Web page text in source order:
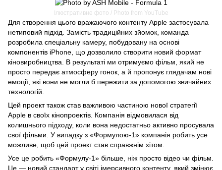
Ілюстративне фото / Photo from YouTube
Для створення цього вражаючого контенту Apple застосувала
нетиповий підхід. Замість традиційних зйомок, команда
розробила спеціальну камеру, побудовану на основі
компонентів iPhone, що дозволило створити новий формат
кіновиробництва. В результаті ми отримуємо фільм, який не
просто передає атмосферу гонок, а й пропонує глядачам нові
емоції, які вони не могли б пережити за допомогою звичайних
технологій.
Цей проект також став важливою частиною нової стратегії
Apple в своїх кінопроектів. Компанія відмовилася від
колишнього підходу, коли вона недостатньо активно просувала
свої фільми. У випадку з «Формулою-1» компанія робить усе
можливе, щоб цей проект став справжнім хітом.
Усе це робить «Формулу-1» більше, ніж просто відео чи фільм.
Це — новий стандарт у світі імерсивного контенту, який змінює